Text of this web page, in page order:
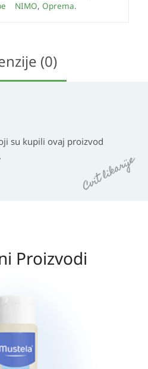
NIMO, Oprema.
(0)
su kupili ovaj proizvod
Proizvodi